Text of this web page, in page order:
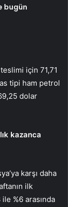
bugün
için 71,71
tipi ham petrol
dolar
kazanca
karşı daha
ilk
%6 arasında